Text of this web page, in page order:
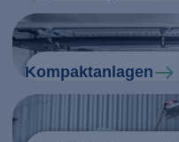
Kompaktanlagen